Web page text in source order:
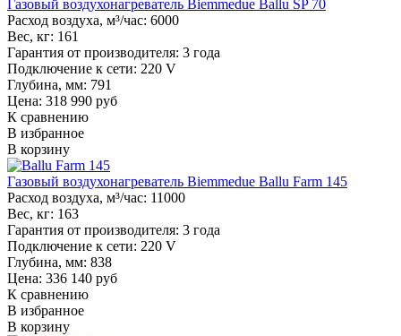
Газовый воздухонагреватель Biemmedue Ballu SP 70
Расход воздуха, м³/час: 6000
Вес, кг: 161
Гарантия от производителя: 3 года
Подключение к сети: 220 V
Глубина, мм: 791
Цена: 318 990 руб
К сравнению
В избранное
В корзину
Газовый воздухонагреватель Biemmedue Ballu Farm 145
Расход воздуха, м³/час: 11000
Вес, кг: 163
Гарантия от производителя: 3 года
Подключение к сети: 220 V
Глубина, мм: 838
Цена: 336 140 руб
К сравнению
В избранное
В корзину